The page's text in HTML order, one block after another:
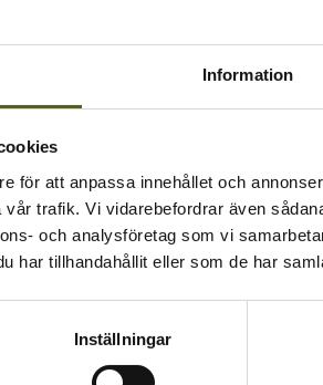
Information
för att anpassa innehållet och
trafik. Vi vidarebefordrar även
och analysföretag som vi
har tillhandahållit eller som de har
Inställningar